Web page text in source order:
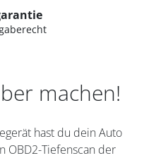
machen!
hast du dein Auto
OBD2-Tiefenscan der